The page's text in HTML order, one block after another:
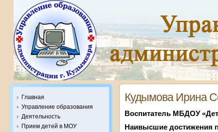
Главная
Управление образования
Деятельность
Прием детей в МОУ
Кудымова Ирина
Воспитатель МБДОУ
Наивысшие достижения